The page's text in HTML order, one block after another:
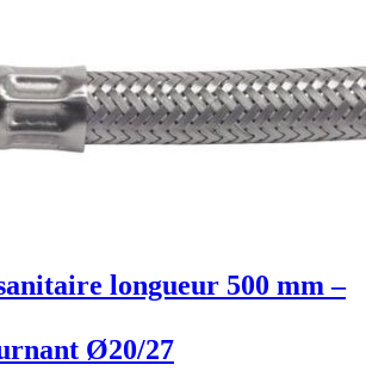
longueur 500 mm –
Ø20/27